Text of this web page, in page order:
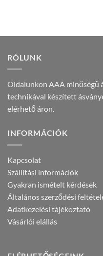
RÓLUNK
Oldalunkon AAA minőségű
technikával készített
elérhető áron.
INFORMÁCIÓK
Kapcsolat
Szállítási információk
Gyakran ismételt kérdések
Általános szerződési
Adatkezelési tájékoztató
Vásárlói elállás